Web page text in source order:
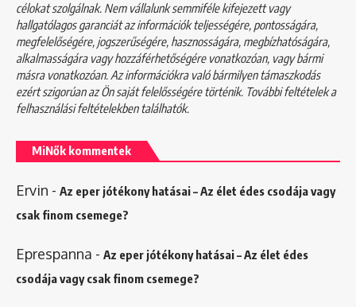
célokat szolgálnak. Nem vállalunk semmiféle kifejezett vagy
hallgatólagos garanciát az információk teljességére, pontosságára,
megfelelőségére, jogszerűségére, hasznosságára, megbízhatóságára,
alkalmasságára vagy hozzáférhetőségére vonatkozóan, vagy bármi
másra vonatkozóan. Az információkra való bármilyen támaszkodás
ezért szigorúan az Ön saját felelősségére történik. További feltételek a
felhasználási feltételekbentalálhatók.
MiNők kommentek
Ervin - Az eper jótékony hatásai – Az élet édes csodája vagy
csak finom csemege?
Eprespanna - Az eper jótékony hatásai – Az élet édes
csodája vagy csak finom csemege?